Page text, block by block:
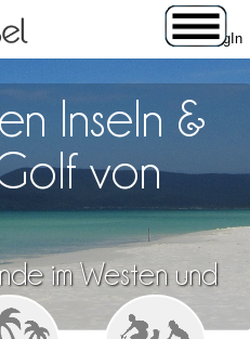
Inseln &
von
im Westen und